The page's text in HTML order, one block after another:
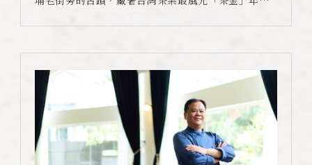
茶商姜阿新的真實生活。遊完洋樓，可前往新竹湖濱
年客家名門宴席風華。
永續專區
常見問題
聯絡我們
煙波顧客評論